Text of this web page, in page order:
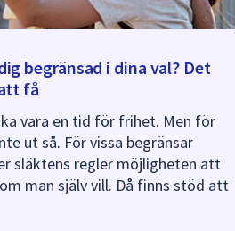
begränsad i dina val? Det
få
vara en tid för frihet. Men för
ut så. För vissa begränsar
släktens regler möjligheten att
man själv vill. Då finns stöd att